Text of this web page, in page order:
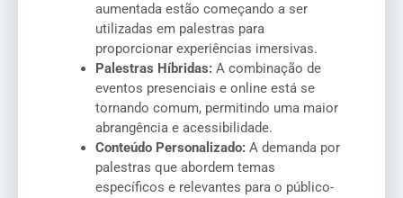
aumentada estão começando a ser
utilizadas em palestras para
proporcionar experiências imersivas.
Palestras Híbridas: A combinação de
eventos presenciais e online está se
tornando comum, permitindo uma maior
abrangência e acessibilidade.
Conteúdo Personalizado: A demanda por
palestras que abordem temas
específicos e relevantes para o público-